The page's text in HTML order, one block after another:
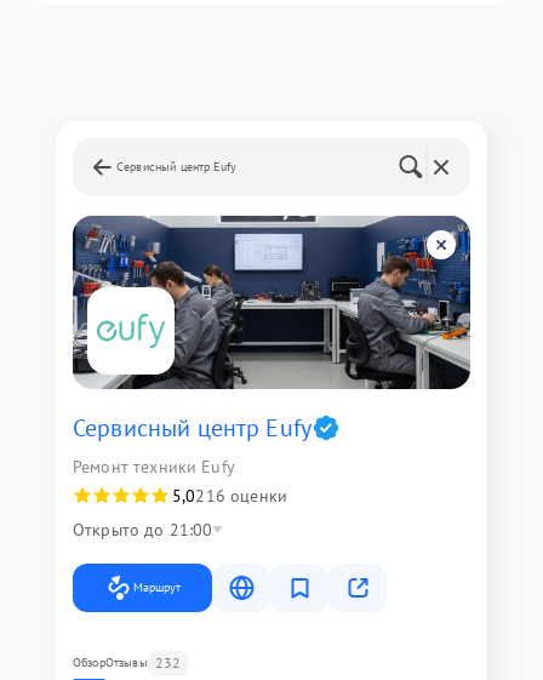
Сервисный центр Eufy
Сервисный центр Eufy
Ремонт техники Eufy
5,0216 оценки
Открыто до 21:00
Маршрут
ОбзорОтзывы 232